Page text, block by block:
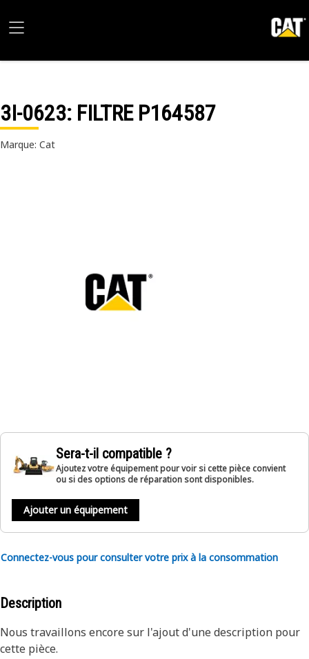
3I-0623: FILTRE P164587
Marque: Cat
Sera-t-il compatible ?
Ajoutez votre équipement pour voir si cette pièce convient
ou si des options de réparation sont disponibles.
Ajouter un équipement
Connectez-vous pour consulter votre prix à la consommation
Description
Nous travaillons encore sur l'ajout d'une description pour
cette pièce.